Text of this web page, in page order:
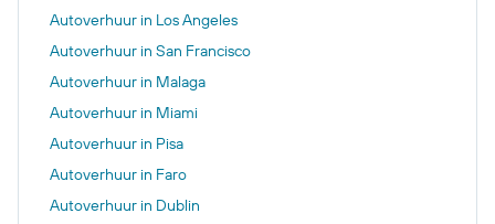
Autoverhuur in Los Angeles
Autoverhuur in San Francisco
Autoverhuur in Malaga
Autoverhuur in Miami
Autoverhuur in Pisa
Autoverhuur in Faro
Autoverhuur in Dublin